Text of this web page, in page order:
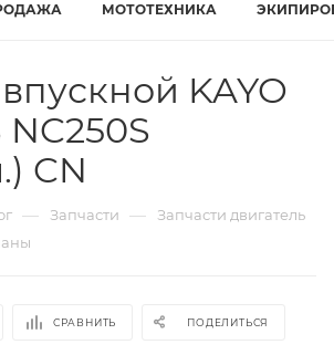
МОТОТЕХНИКА
KAYO
NC250S
CN
— Запчасти — Запчасти двигатель
СРАВНИТЬ ПОДЕЛИТЬСЯ